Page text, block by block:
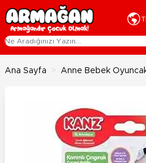
İçeriğe geç
Ana Sayfa > Anne Bebek